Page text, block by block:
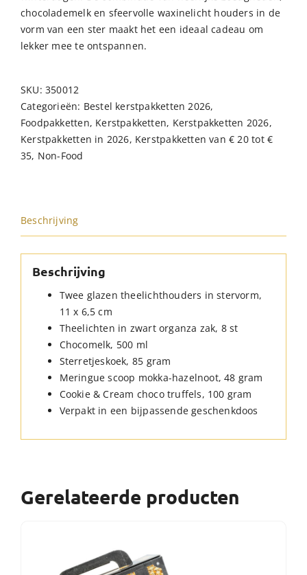
chocolademelk en sfeervolle waxinelicht houders in de
vorm van een ster maakt het een ideaal cadeau om
lekker mee te ontspannen.
SKU:350012
Categorieën: Bestel kerstpakketten 2026,
Foodpakketten, Kerstpakketten, Kerstpakketten 2026,
Kerstpakketten in 2026, Kerstpakketten van € 20 tot €
35, Non-Food
Beschrijving
Beschrijving
Twee glazen theelichthouders in stervorm,
11 x 6,5 cm
Theelichten in zwart organza zak, 8 st
Chocomelk, 500 ml
Sterretjeskoek, 85 gram
Meringue scoop mokka-hazelnoot, 48 gram
Cookie & Cream choco truffels, 100 gram
Verpakt in een bijpassende geschenkdoos
Gerelateerde producten